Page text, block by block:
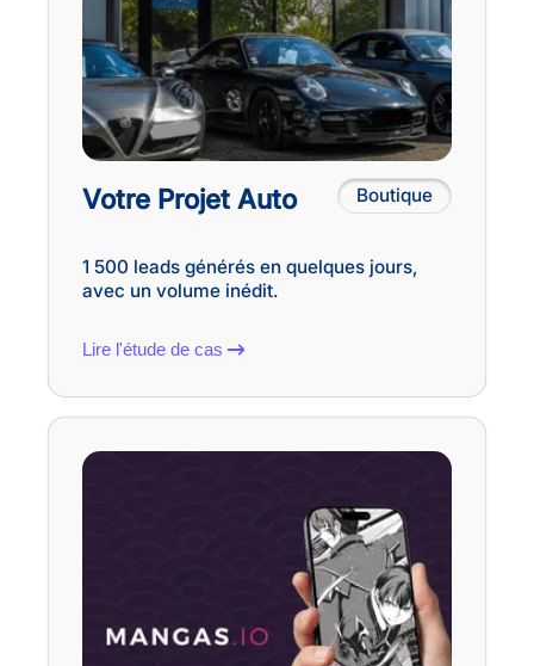
Votre Projet Auto Boutique
1 500 leads générés en quelques jours,
avec un volume inédit.
Lire l'étude de cas